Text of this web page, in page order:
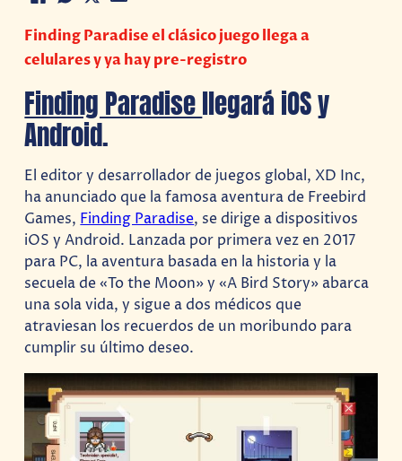
Finding Paradise el clásico juego llega a
celulares y ya hay pre-registro
Finding Paradisellegará iOS y
Android.
El editor y desarrollador de juegos global, XD Inc,
ha anunciado que la famosa aventura de Freebird
Games, Finding Paradise, se dirige a dispositivos
iOS y Android. Lanzada por primera vez en 2017
para PC, la aventura basada en la historia y la
secuela de «To the Moon» y «A Bird Story» abarca
una sola vida, y sigue a dos médicos que
atraviesan los recuerdos de un moribundo para
cumplir su último deseo.